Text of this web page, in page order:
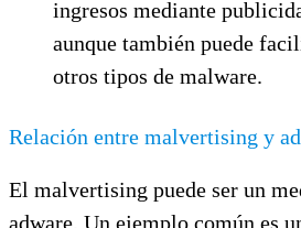
ingresos mediante
aunque también puede
otros tipos de malware.
Relación entre malvertising y
El malvertising puede ser un
adware. Un ejemplo común es